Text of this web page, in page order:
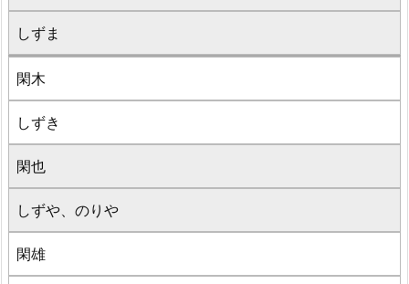
しずま
閑木
しずき
閑也
しずや、のりや
閑雄